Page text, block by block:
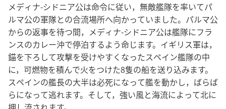
メディナ-シドニア公は命令に従い，無敵艦隊を率いてパ
ルマ公の軍隊との合流場所へ向かっていました。パルマ公
からの返事を待つ間，メディナ-シドニア公は艦隊にフラ
ンスのカレー沖で停泊するよう命じます。イギリス軍は，
錨を下ろして攻撃を受けやすくなったスペイン艦隊の中
に，可燃物を積んで火をつけた8隻の船を送り込みます。
スペインの艦長の大半は必死になって艦を動かし，ばらば
らになって逃れます。そして，強い風と海流によって北に